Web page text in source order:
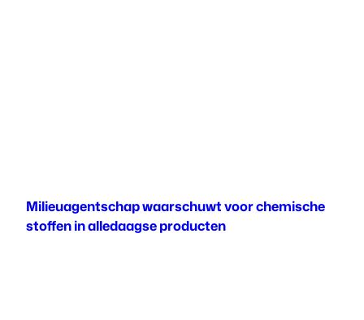
Milieuagentschap waarschuwt voor chemische
stoffen in alledaagse producten